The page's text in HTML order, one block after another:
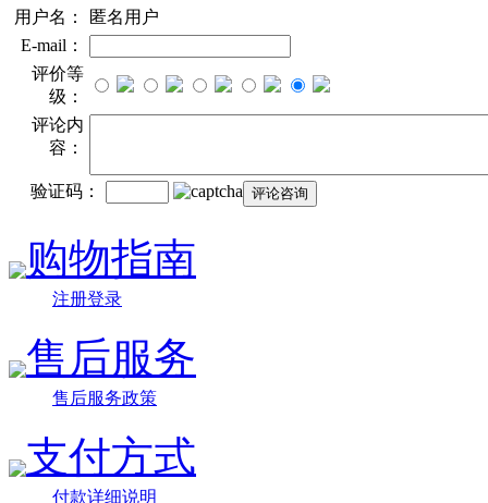
用户名：
匿名用户
E-mail：
评价等
级：
评论内
容：
验证码：
购物指南
注册登录
售后服务
售后服务政策
支付方式
付款详细说明